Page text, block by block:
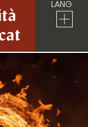
LANG